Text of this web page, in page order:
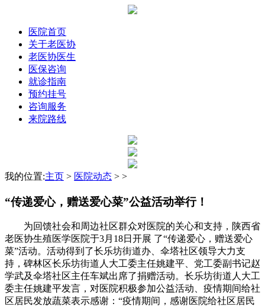
医院首页
关于老医协
老医协医生
医保咨询
就诊指南
预约挂号
咨询服务
来院路线
我的位置:主页 > 医院动态 > >
“传递爱心，赠送爱心菜”公益活动举行！
为回馈社会和周边社区群众对医院的关心和支持，陕西省
老医协生殖医学医院于3月18日开展 了“传递爱心，赠送爱心
菜”活动。活动得到了长乐坊街道办、伞塔社区领导大力支
持，碑林区长乐坊街道人大工委主任姚建平、党工委副书记赵
学武及伞塔社区主任车斌出席了捐赠活动。长乐坊街道人大工
委主任姚建平发言，对医院积极参加公益活动、疫情期间给社
区居民发放蔬菜表示感谢：“疫情期间，感谢医院给社区居民